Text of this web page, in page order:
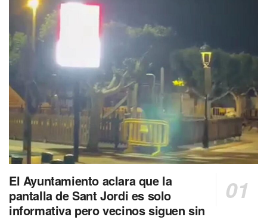
El Ayuntamiento aclara que la
pantalla de Sant Jordi es solo
informativa pero vecinos siguen sin